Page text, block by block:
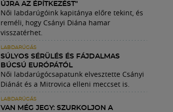
ÚJRA AZ ÉPÍTKEZÉST"
Női labdarúgóink kapitánya előre tekint, és
reméli, hogy Csányi Diána hamar
visszatérhet.
LABDARÚGÁS
SÚLYOS SÉRÜLÉS ÉS FÁJDALMAS
BÚCSÚ EURÓPÁTÓL
Női labdarúgócsapatunk elvesztette Csányi
Diánát és a Mitrovica elleni meccset is.
LABDARÚGÁS
VAN MÉG JEGY: SZURKOLJON A